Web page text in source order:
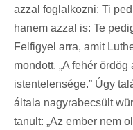
azzal foglalkozni: Ti
hanem azzal is: Te
Felfigyel arra, amit
mondott. „A fehér
istentelensége.” Úgy
általa nagyrabecsült
tanult: „Az ember nem